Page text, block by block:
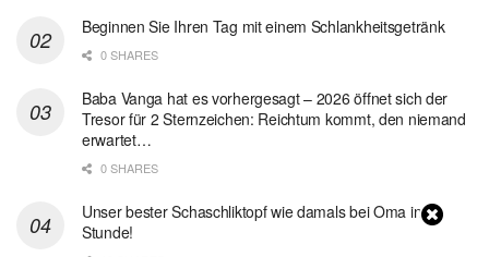
Beginnen Sie Ihren Tag mit einem Schlankheitsgetränk
0 SHARES
Baba Vanga hat es vorhergesagt – 2026 öffnet sich der
Tresor für 2 Sternzeichen: Reichtum kommt, den niemand
erwartet…
0 SHARES
Unser bester Schaschliktopf wie damals bei Oma in 1
Stunde!